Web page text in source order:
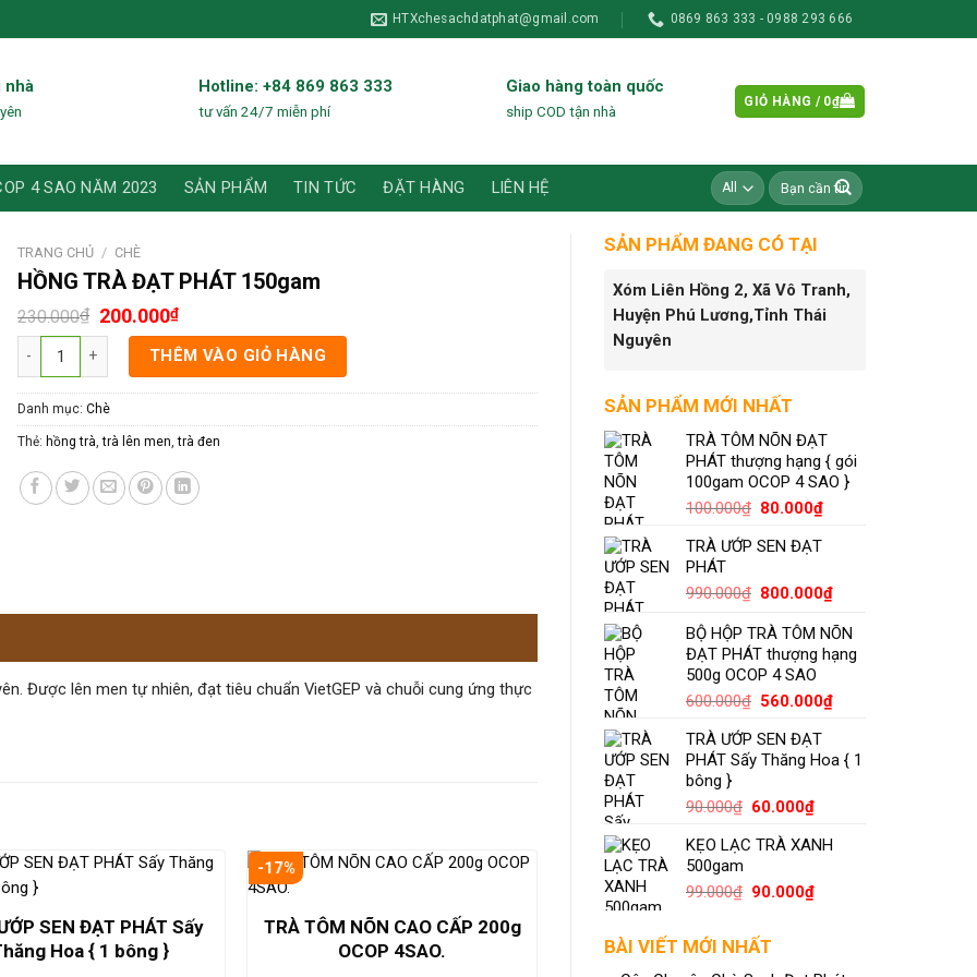
HTXchesachdatphat@gmail.com 0869 863 333 - 0988 293 666
nhà Hotline: +84 869 863 333
tư vấn 24/7 miễn phí
Giao hàng toàn quốc
ship COD tận nhà
GIỎ HÀNG / 0₫
4 SAO NĂM 2023 SẢN PHẨM TIN TỨC ĐẶT HÀNG LIÊN HỆ
Tìm
kiếm:
SẢN PHẨM ĐANG CÓ TẠI
Xóm Liên Hồng 2, Xã Vô Tranh,
Huyện Phú Lương,Tỉnh Thái
Nguyên
SẢN PHẨM MỚI NHẤT
TRÀ TÔM NÕN ĐẠT
PHÁT thượng hạng { gói
100gam OCOP 4 SAO }
100.000₫ Giá
là:
80.000₫Giá
80.000₫.
TRÀ ƯỚP SEN ĐẠT
PHÁT
990.000₫ Giá
là:
990.000₫.
800.000₫Giá
tại
là:
BỘ HỘP TRÀ TÔM NÕN
ĐẠT PHÁT thượng hạng
500g OCOP 4 SAO
600.000₫ Giá
là:
600.000₫.
560.000₫Giá
là:
TRÀ ƯỚP SEN ĐẠT
PHÁT Sấy Thăng Hoa { 1
bông }
90.000₫ Giá
là:
60.000₫Giá
tại
60.000₫.
KẸO LẠC TRÀ XANH
500gam
99.000₫ Giá
là:
99.000₫.
90.000₫Giá
BÀI VIẾT MỚI NHẤT
TRANG CHỦ / CHÈ
HỒNG TRÀ ĐẠT PHÁT 150gam
230.000₫ Giá
gốc
230.000₫.
200.000₫Giá
hiện
tại
là:
200.000₫.
HỒNG TRÀ ĐẠT PHÁT 150gam số lượng
THÊM VÀO GIỎ HÀNG
Danh mục:Chè
Thẻ: hồng trà,trà lên men,trà đen
Được lên men tự nhiên, đạt tiêu chuẩn VietGEP và chuỗi cung ứng thực
SEN ĐẠT PHÁT Sấy
Hoa { 1 bông }
-17%
TRÀ TÔM NÕN CAO CẤP 200g
OCOP 4SAO.